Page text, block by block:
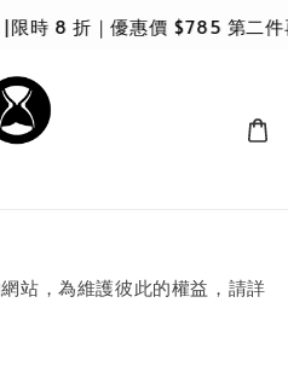
時 8 折｜優惠價 $785 第二
站，為維護彼此的權益，請詳